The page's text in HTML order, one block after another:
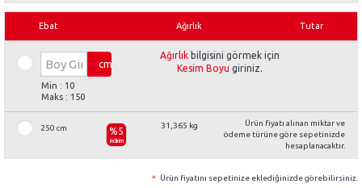
Ebat Ağırlık Tutar
cm
Min : 10
Maks : 150
Ağırlık bilgisini görmek için
Kesim Boyu giriniz.
250 cm %5
indirim
31,365 kg
Ürün fiyatı alınan miktar ve
ödeme türüne göre sepetinizde
hesaplanacaktır.
* Ürün fiyatını sepetinize eklediğinizde görebilirsiniz.